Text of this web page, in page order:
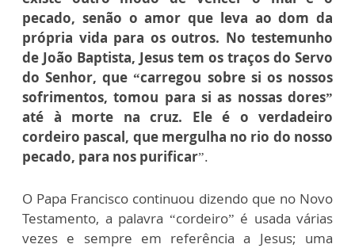
pecado, senão o amor que leva ao dom da
própria vida para os outros. No testemunho
de João Baptista, Jesus tem os traços do Servo
do Senhor, que “carregou sobre si os nossos
sofrimentos, tomou para si as nossas dores”
até à morte na cruz. Ele é o verdadeiro
cordeiro pascal, que mergulha no rio do nosso
pecado, para nos purificar”.
O Papa Francisco continuou dizendo que no Novo
Testamento, a palavra “cordeiro” é usada várias
vezes e sempre em referência a Jesus; uma